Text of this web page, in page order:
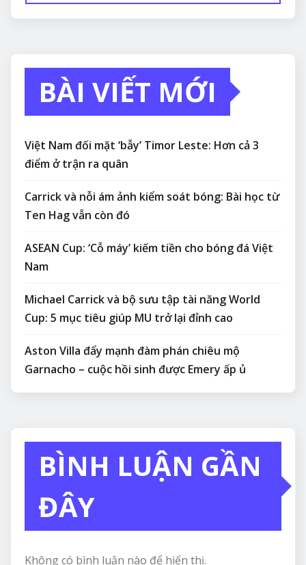
BÀI VIẾT MỚI
Việt Nam đối mặt ‘bẫy’ Timor Leste: Hơn cả 3
điểm ở trận ra quân
Carrick và nỗi ám ảnh kiểm soát bóng: Bài học từ
Ten Hag vẫn còn đó
ASEAN Cup: ‘Cỗ máy’ kiếm tiền cho bóng đá Việt
Nam
Michael Carrick và bộ sưu tập tài năng World
Cup: 5 mục tiêu giúp MU trở lại đỉnh cao
Aston Villa đẩy mạnh đàm phán chiêu mộ
Garnacho – cuộc hồi sinh được Emery ấp ủ
BÌNH LUẬN GẦN
ĐÂY
Không có bình luận nào để hiển thị.